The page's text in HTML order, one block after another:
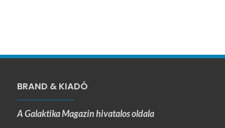
BRAND & KIADÓ
A Galaktika Magazin hivatalos oldala